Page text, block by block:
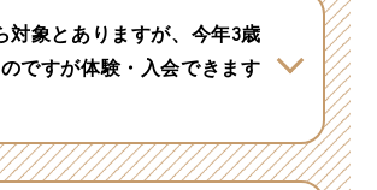
族のお近くに居ていただけ
お願いいたします。
対象とありますが、今年3歳
ですが体験・入会できます
体験ができます。 入会は3歳
の月初で可能です。